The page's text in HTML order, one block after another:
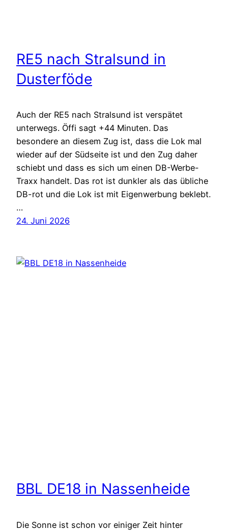
RE5 nach Stralsund in
Dusterföde
Auch der RE5 nach Stralsund ist verspätet
unterwegs. Öffi sagt +44 Minuten. Das
besondere an diesem Zug ist, dass die Lok mal
wieder auf der Südseite ist und den Zug daher
schiebt und dass es sich um einen DB-Werbe-
Traxx handelt. Das rot ist dunkler als das übliche
DB-rot und die Lok ist mit Eigenwerbung beklebt.
…
24. Juni 2026
BBL DE18 in Nassenheide
Die Sonne ist schon vor einiger Zeit hinter